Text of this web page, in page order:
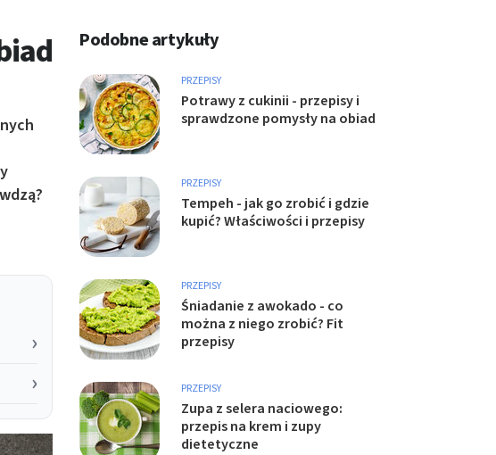
Podobne artykuły
PRZEPISY
Potrawy z cukinii - przepisy i
sprawdzone pomysły na obiad
PRZEPISY
Tempeh - jak go zrobić i gdzie
kupić? Właściwości i przepisy
PRZEPISY
Śniadanie z awokado - co
można z niego zrobić? Fit
przepisy
PRZEPISY
Zupa z selera naciowego:
przepis na krem i zupy
dietetyczne